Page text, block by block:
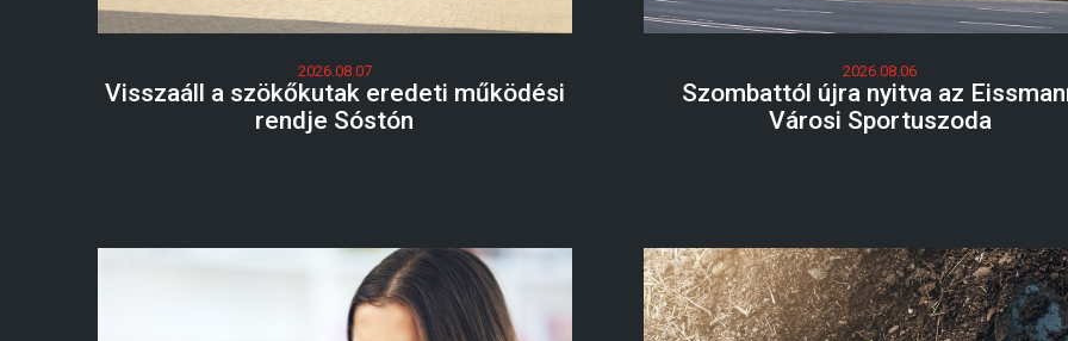
2026.08.07
Visszaáll a szökőkutak eredeti működési
rendje Sóstón
2026.08.06
Szombattól újra nyitva az
Városi Sportuszoda